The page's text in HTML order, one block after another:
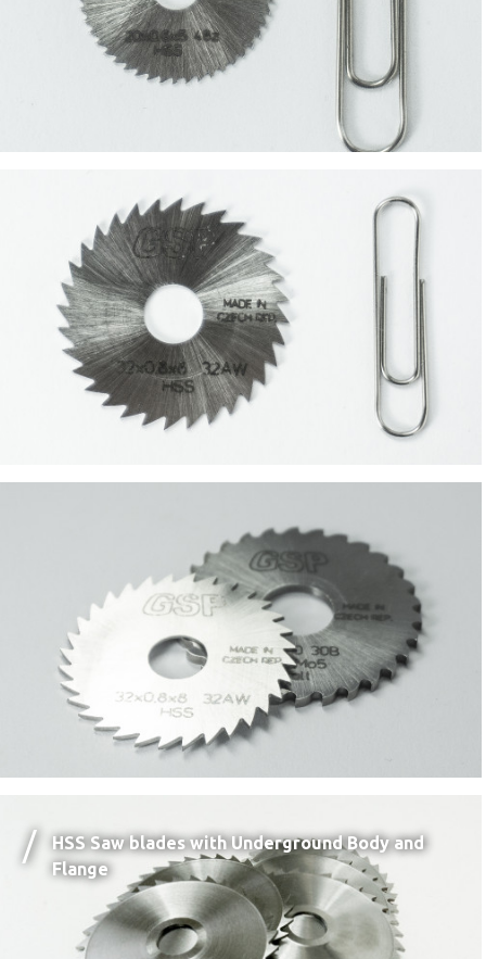
HSS Saw blades with Underground Body and
Flange